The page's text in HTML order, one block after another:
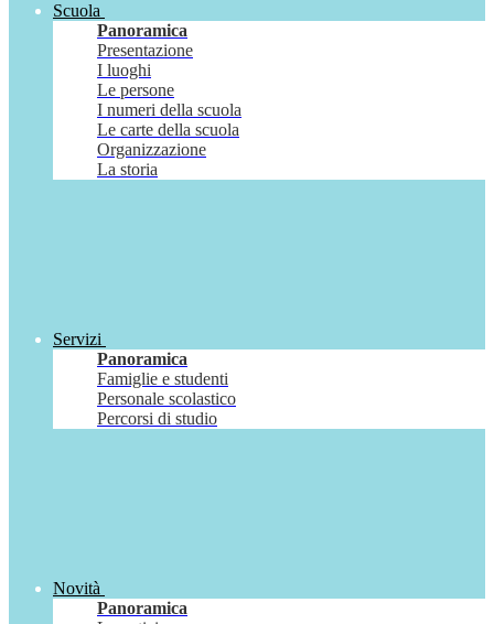
Scuola
Panoramica
Presentazione
I luoghi
Le persone
I numeri della scuola
Le carte della scuola
Organizzazione
La storia
Servizi
Panoramica
Famiglie e studenti
Personale scolastico
Percorsi di studio
Novità
Panoramica